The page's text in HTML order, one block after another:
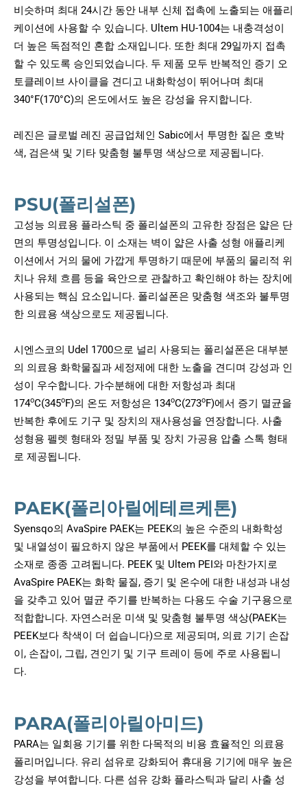
비슷하며 최대 24시간 동안 내부 신체 접촉에 노출되는 애플리
케이션에 사용할 수 있습니다. Ultem HU-1004는 내충격성이
더 높은 독점적인 혼합 소재입니다. 또한 최대 29일까지 접촉
할 수 있도록 승인되었습니다. 두 제품 모두 반복적인 증기 오
토클레이브 사이클을 견디고 내화학성이 뛰어나며 최대
340°F(170°C)의 온도에서도 높은 강성을 유지합니다.
레진은 글로벌 레진 공급업체인 Sabic에서 투명한 짙은 호박
색, 검은색 및 기타 맞춤형 불투명 색상으로 제공됩니다.
PSU(폴리설폰)
고성능 의료용 플라스틱 중 폴리설폰의 고유한 장점은 얇은 단
면의 투명성입니다. 이 소재는 벽이 얇은 사출 성형 애플리케
이션에서 거의 물에 가깝게 투명하기 때문에 부품의 물리적 위
치나 유체 흐름 등을 육안으로 관찰하고 확인해야 하는 장치에
사용되는 핵심 요소입니다. 폴리설폰은 맞춤형 색조와 불투명
한 의료용 색상으로도 제공됩니다.
시엔스코의 Udel 1700으로 널리 사용되는 폴리설폰은 대부분
의 의료용 화학물질과 세정제에 대한 노출을 견디며 강성과 인
성이 우수합니다. 가수분해에 대한 저항성과 최대
174oC(345oF)의 온도 저항성은 134oC(273oF)에서 증기 멸균을
반복한 후에도 기구 및 장치의 재사용성을 연장합니다. 사출
성형용 펠렛 형태와 정밀 부품 및 장치 가공용 압출 스톡 형태
로 제공됩니다.
PAEK(폴리아릴에테르케톤)
Syensqo의 AvaSpire PAEK는 PEEK의 높은 수준의 내화학성
및 내열성이 필요하지 않은 부품에서 PEEK를 대체할 수 있는
소재로 종종 고려됩니다. PEEK 및 Ultem PEI와 마찬가지로
AvaSpire PAEK는 화학 물질, 증기 및 온수에 대한 내성과 내성
을 갖추고 있어 멸균 주기를 반복하는 다용도 수술 기구용으로
적합합니다. 자연스러운 미색 및 맞춤형 불투명 색상(PAEK는
PEEK보다 착색이 더 쉽습니다)으로 제공되며, 의료 기기 손잡
이, 손잡이, 그립, 견인기 및 기구 트레이 등에 주로 사용됩니
다.
PARA(폴리아릴아미드)
PARA는 일회용 기기를 위한 다목적의 비용 효율적인 의료용
폴리머입니다. 유리 섬유로 강화되어 휴대용 기기에 매우 높은
강성을 부여합니다. 다른 섬유 강화 플라스틱과 달리 사출 성